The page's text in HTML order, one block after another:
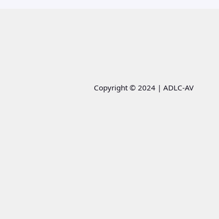
Copyright © 2024 | ADLC-AV